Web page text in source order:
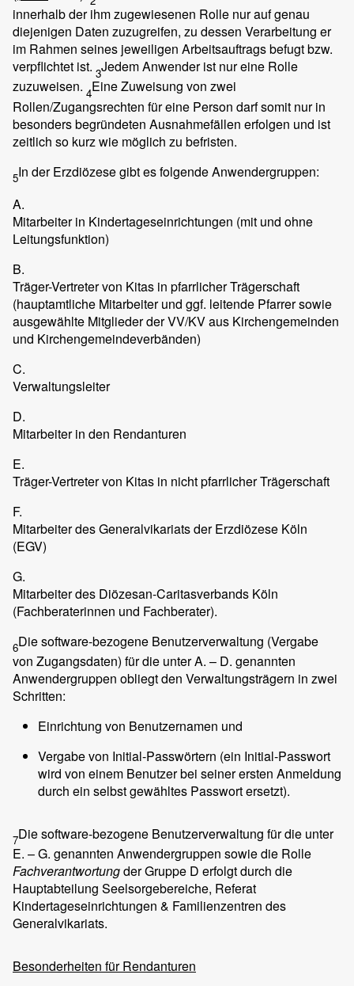
innerhalb der ihm zugewiesenen Rolle nur auf genau
diejenigen Daten zuzugreifen, zu dessen Verarbeitung er
im Rahmen seines jeweiligen Arbeitsauftrags befugt bzw.
verpflichtet ist. 3Jedem Anwender ist nur eine Rolle
zuzuweisen. 4Eine Zuweisung von zwei
Rollen/Zugangsrechten für eine Person darf somit nur in
besonders begründeten Ausnahmefällen erfolgen und ist
zeitlich so kurz wie möglich zu befristen.
5In der Erzdiözese gibt es folgende Anwendergruppen:
A.
Mitarbeiter in Kindertageseinrichtungen (mit und ohne
Leitungsfunktion)
B.
Träger-Vertreter von Kitas in pfarrlicher Trägerschaft
(hauptamtliche Mitarbeiter und ggf. leitende Pfarrer sowie
ausgewählte Mitglieder der VV/KV aus Kirchengemeinden
und Kirchengemeindeverbänden)
C.
Verwaltungsleiter
D.
Mitarbeiter in den Rendanturen
E.
Träger-Vertreter von Kitas in nicht pfarrlicher Trägerschaft
F.
Mitarbeiter des Generalvikariats der Erzdiözese Köln
(EGV)
G.
Mitarbeiter des Diözesan-Caritasverbands Köln
(Fachberaterinnen und Fachberater).
6Die software-bezogene Benutzerverwaltung (Vergabe
von Zugangsdaten) für die unter A. – D. genannten
Anwendergruppen obliegt den Verwaltungsträgern in zwei
Schritten:
Einrichtung von Benutzernamen und
Vergabe von Initial-Passwörtern (ein Initial-Passwort
wird von einem Benutzer bei seiner ersten Anmeldung
durch ein selbst gewähltes Passwort ersetzt).
7Die software-bezogene Benutzerverwaltung für die unter
E. – G. genannten Anwendergruppen sowie die Rolle
Fachverantwortungder Gruppe D erfolgt durch die
Hauptabteilung Seelsorgebereiche, Referat
Kindertageseinrichtungen & Familienzentren des
Generalvikariats.
Besonderheiten für Rendanturen